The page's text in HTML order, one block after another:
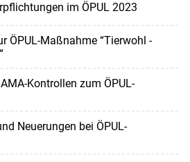
im ÖPUL 2023
ÖPUL-Maßnahme “Tierwohl -
Kontrollen zum ÖPUL-
Neuerungen bei ÖPUL-